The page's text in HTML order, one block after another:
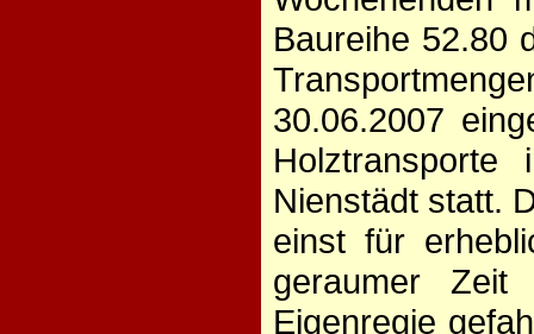
Baureihe 52.80
30.06.2007
Nienstädt statt.
einst für
geraumer Zeit
Eigenregie